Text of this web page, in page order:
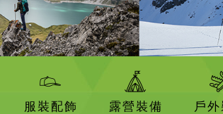
服裝配飾 露營裝備 戶